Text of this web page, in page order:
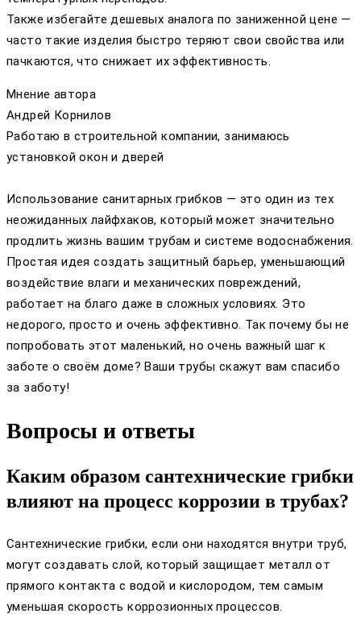
Также избегайте дешевых аналога по заниженной цене —
часто такие изделия быстро теряют свои свойства или
пачкаются, что снижает их эффективность.
Мнение автора
Андрей Корнилов
Работаю в строительной компании, занимаюсь
установкой окон и дверей
Использование санитарных грибков — это один из тех
неожиданных лайфхаков, который может значительно
продлить жизнь вашим трубам и системе водоснабжения.
Простая идея создать защитный барьер, уменьшающий
воздействие влаги и механических повреждений,
работает на благо даже в сложных условиях. Это
недорого, просто и очень эффективно. Так почему бы не
попробовать этот маленький, но очень важный шаг к
заботе о своём доме? Ваши трубы скажут вам спасибо
за заботу!
Вопросы и ответы
Каким образом сантехнические грибки
влияют на процесс коррозии в трубах?
Сантехнические грибки, если они находятся внутри труб,
могут создавать слой, который защищает металл от
прямого контакта с водой и кислородом, тем самым
уменьшая скорость коррозионных процессов.